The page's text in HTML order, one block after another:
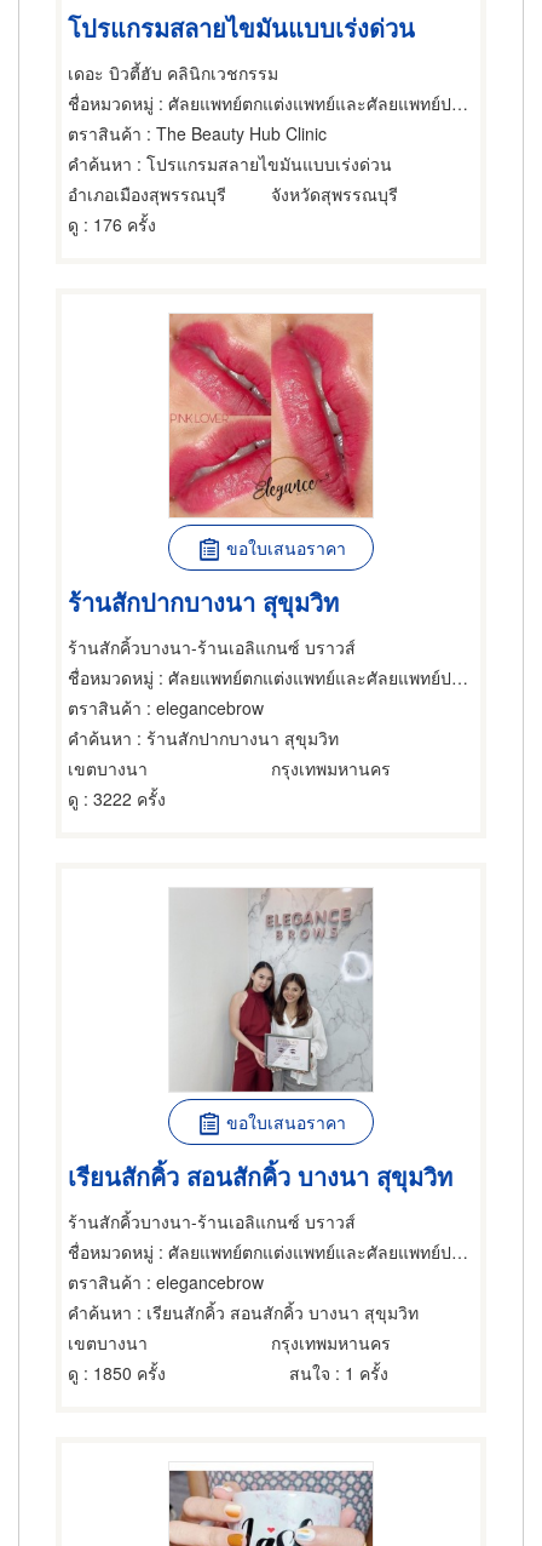
โปรแกรมสลายไขมันแบบเร่งด่วน
เดอะ บิวตี้ฮับ คลินิกเวชกรรม
ชื่อหมวดหมู่ : ศัลยแพทย์ตกแต่งแพทย์และศัลยแพทย์ปริญญา
ตราสินค้า : The Beauty Hub Clinic
คำค้นหา : โปรแกรมสลายไขมันแบบเร่งด่วน
อำเภอเมืองสุพรรณบุรี
จังหวัดสุพรรณบุรี
ดู : 176 ครั้ง
ขอใบเสนอราคา
ร้านสักปากบางนา สุขุมวิท
ร้านสักคิ้วบางนา-ร้านเอลิแกนซ์ บราวส์
ชื่อหมวดหมู่ : ศัลยแพทย์ตกแต่งแพทย์และศัลยแพทย์ปริญญา
ตราสินค้า : elegancebrow
คำค้นหา : ร้านสักปากบางนา สุขุมวิท
เขตบางนา
กรุงเทพมหานคร
ดู : 3222 ครั้ง
ขอใบเสนอราคา
เรียนสักคิ้ว สอนสักคิ้ว บางนา สุขุมวิท
ร้านสักคิ้วบางนา-ร้านเอลิแกนซ์ บราวส์
ชื่อหมวดหมู่ : ศัลยแพทย์ตกแต่งแพทย์และศัลยแพทย์ปริญญา
ตราสินค้า : elegancebrow
คำค้นหา : เรียนสักคิ้ว สอนสักคิ้ว บางนา สุขุมวิท
เขตบางนา
กรุงเทพมหานคร
ดู : 1850 ครั้ง สนใจ : 1 ครั้ง